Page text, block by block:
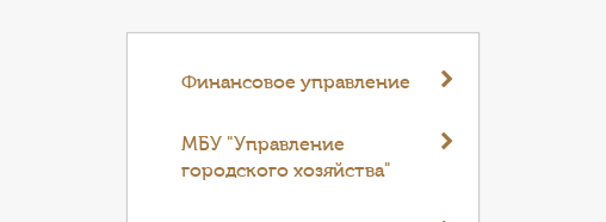
Финансовое управление
МБУ "Управление
городского хозяйства"